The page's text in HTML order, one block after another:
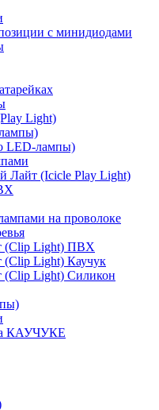
с минидиодами
Light)
LED-лампы)
Лайт (Icicle Play Light)
на проволоке
(Clip Light) ПВХ
(Clip Light) Каучук
(Clip Light) Силикон
КАУЧУКЕ